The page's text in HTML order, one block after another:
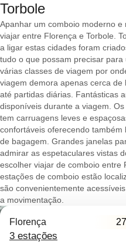
Torbole
Apanhar um comboio moderno
viajar entre Florença e Torbole.
a ligar estas cidades foram
tudo o que possam precisar
várias classes de viagem por
viagem demora apenas cerca
até partidas diárias. Fantásticas
disponíveis durante a viagem.
tem carruagens leves e
confortáveis oferecendo
de bagagem. Grandes janelas
admirar as espetaculares vistas
escolher viajar de comboio entre
estações de comboio estão
são convenientemente
a movimentação.
Florença
3 estações